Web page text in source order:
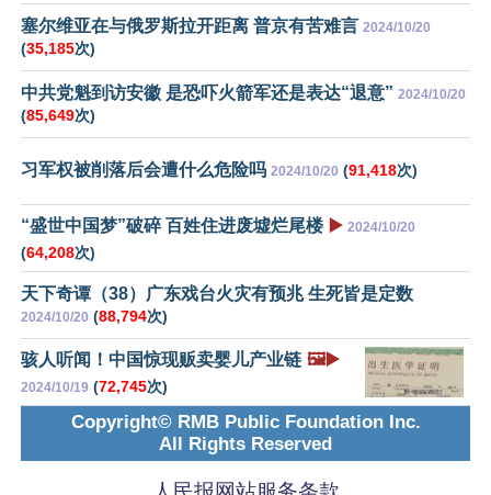
塞尔维亚在与俄罗斯拉开距离 普京有苦难言 2024/10/20
(35,185次)
中共党魁到访安徽 是恐吓火箭军还是表达“退意” 2024/10/20
(85,649次)
习军权被削落后会遭什么危险吗 2024/10/20 (91,418次)
“盛世中国梦”破碎 百姓住进废墟烂尾楼 ▶️ 2024/10/20
(64,208次)
天下奇谭（38）广东戏台火灾有预兆 生死皆是定数
2024/10/20 (88,794次)
骇人听闻！中国惊现贩卖婴儿产业链 🖼️▶️
2024/10/19 (72,745次)
Copyright© RMB Public Foundation Inc.
All Rights Reserved